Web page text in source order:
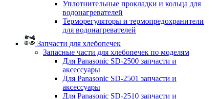
Уплотнительные прокладки и кольца для
водонагревателей
Терморегуляторы и термопредохранители
для водонагревателей
Запчасти для хлебопечек
Запасные части для хлебопечек по моделям
Для Panasonic SD-2500 запчасти и
аксессуары
Для Panasonic SD-2501 запчасти и
аксессуары
Для Panasonic SD-2510 запчасти и